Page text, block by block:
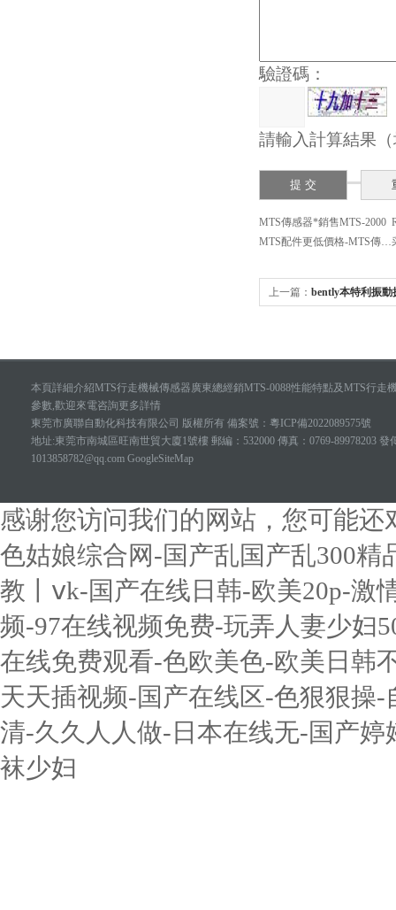
驗證碼：
請輸入計算結果
MTS傳感器*銷售MTS-2000
MTS配件更低價格-MTS傳感器中國授權daili
上一篇： bently本特利振動
本頁詳細介紹MTS行走機械傳感器廣東總經銷MTS-0088性能特點及MTS行走
參數,歡迎來電咨詢更多詳情
東莞市廣聯自動化科技有限公司 版權所有 備案號：粵ICP備2022089575號
地址:東莞市南城區旺南世貿大廈1號樓 郵編：532000 傳真：0769-89978203
1013858782@qq.com GoogleSiteMap
感谢您访问我们的网站，您可能还
色姑娘综合网-国产乱国产乱300
教丨ⅴk-国产在线日韩-欧美20p-激
频-97在线视频免费-玩弄人妻少妇
在线免费观看-色欧美色-欧美日韩
天天插视频-国产在线区-色狠狠操
清-久久人人做-日本在线无-国产
袜少妇